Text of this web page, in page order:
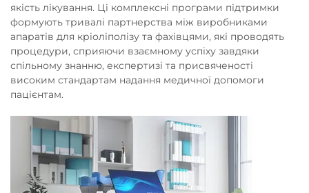
якість лікування. Ці комплексні програми підтримки
формують тривалі партнерства між виробниками
апаратів для кріоліполізу та фахівцями, які проводять
процедури, сприяючи взаємному успіху завдяки
спільному знанню, експертизі та присвяченості
високим стандартам надання медичної допомоги
пацієнтам.